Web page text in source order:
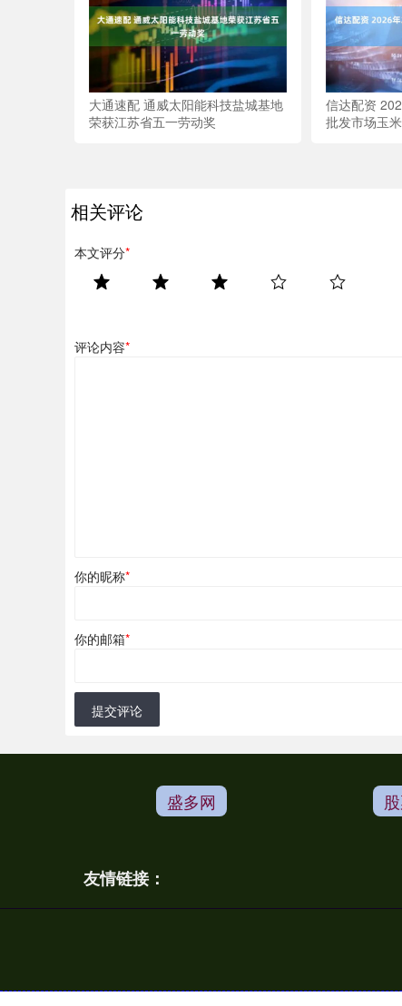
大通速配 通威太阳能科技盐城基地
荣获江苏省五一劳动奖
信达配资
批发市场玉
相关评论
本文评分*
评论内容*
你的昵称*
你的邮箱*
提交评论
盛多网
友情链接：